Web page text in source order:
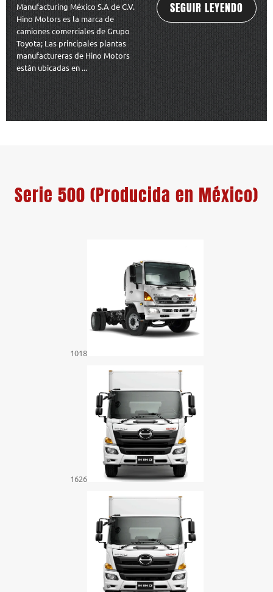
Manufacturing México S.A de C.V.
Hino Motors es la marca de
camiones comerciales de Grupo
Toyota; Las principales plantas
manufactureras de Hino Motors
están ubicadas en ...
SEGUIR LEYENDO
Serie 500 (Producida en México)
1018
1626